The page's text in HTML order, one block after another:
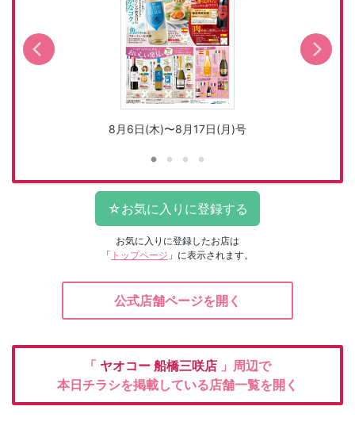
8月6日(木)〜8月17日(月)号
お気に入りに登録したお店は
「 トップページ 」に表示されます。
公式店舗ページを開く
「 ヤオコー 船橋三咲店 」周辺で
本日チラシを掲載している店舗一覧を開く